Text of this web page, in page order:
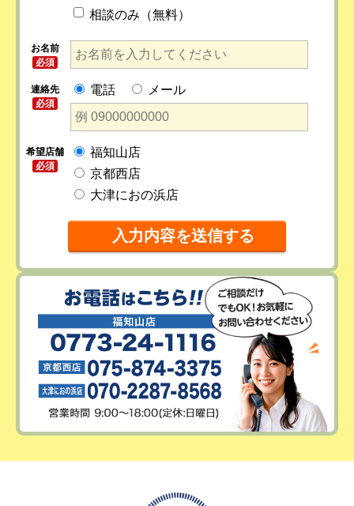
相談のみ（無料）
お名前
必須
連絡先
必須
電話 メール
希望店舗
必須
福知山店
京都西店
大津におの浜店